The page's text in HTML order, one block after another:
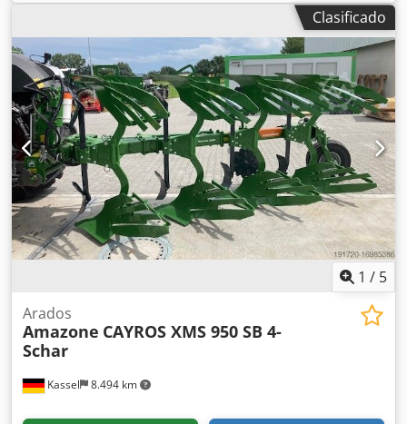
Clasificado
1 / 5
Kassel 8.494 km
Arados
Amazone CAYROS XMS 950 SB 4-
Schar